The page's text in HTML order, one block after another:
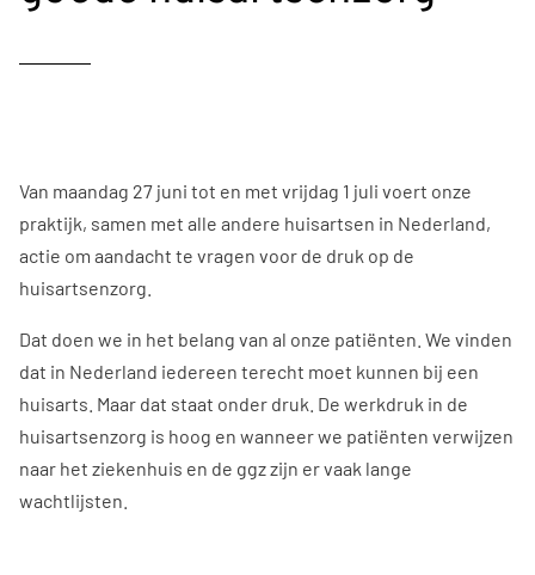
Van maandag 27 juni tot en met vrijdag 1 juli voert onze
praktijk, samen met alle andere huisartsen in Nederland,
actie om aandacht te vragen voor de druk op de
huisartsenzorg.
Dat doen we in het belang van al onze patiënten. We vinden
dat in Nederland iedereen terecht moet kunnen bij een
huisarts. Maar dat staat onder druk. De werkdruk in de
huisartsenzorg is hoog en wanneer we patiënten verwijzen
naar het ziekenhuis en de ggz zijn er vaak lange
wachtlijsten.